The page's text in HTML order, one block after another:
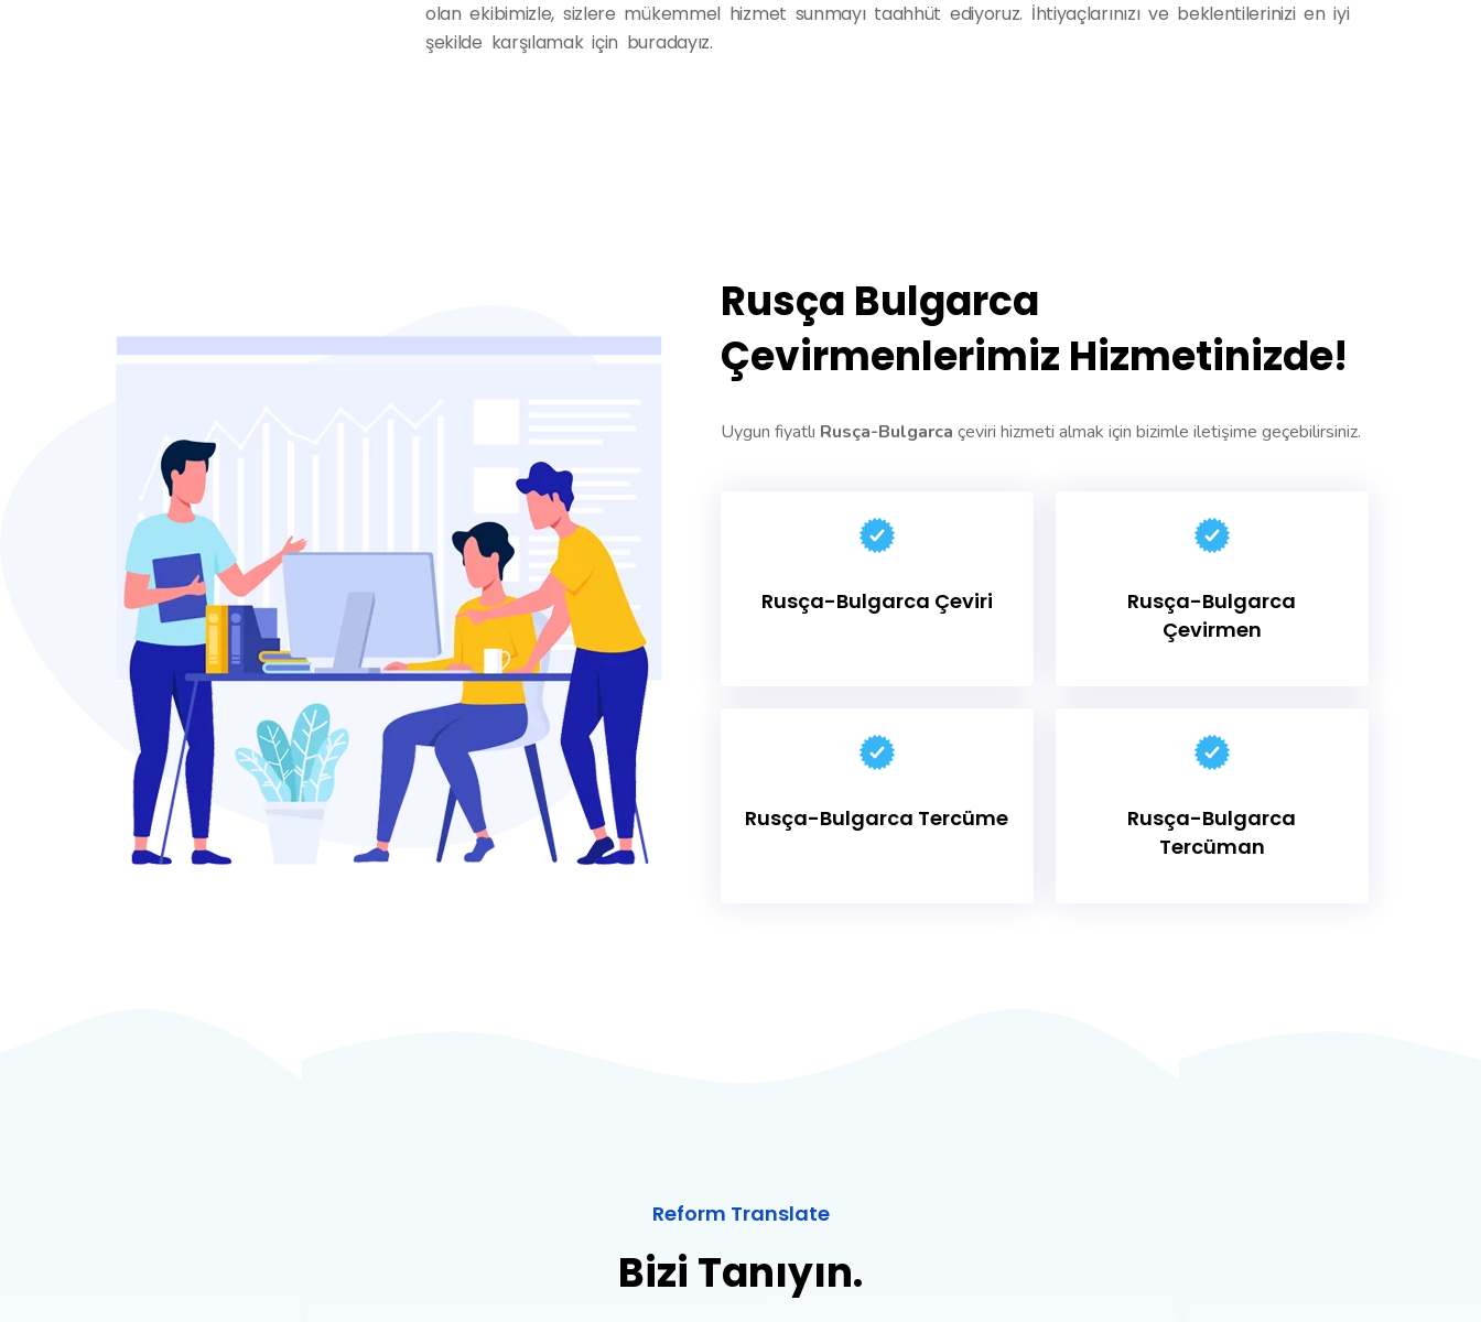
olan ekibimizle, sizlere mükemmel hizmet sunmayı taahhüt ediyoruz. İhtiyaçlarınızı ve beklentilerinizi en iyi
şekilde karşılamak için buradayız.
Rusça Bulgarca
Çevirmenlerimiz Hizmetinizde!
Uygun fiyatlı Rusça-Bulgarca çeviri hizmeti almak için bizimle iletişime geçebilirsiniz.
Rusça-Bulgarca Çeviri
Rusça-Bulgarca
Çevirmen
Rusça-Bulgarca Tercüme
Rusça-Bulgarca
Tercüman
Reform Translate
Bizi Tanıyın.